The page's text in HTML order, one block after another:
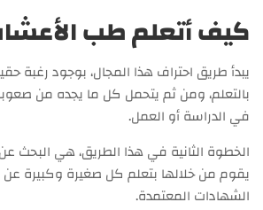
كيف أتعلم طب
يبدأ طريق احتراف هذا المجال، بوجود رغبة
بالتعلم، ومن ثم يتحمل كل ما يجده من
في الدراسة أو العمل.
الخطوة الثانية في هذا الطريق، هي البحث
يقوم من خلالها بتعلم كل صغيرة وكبيرة
الشهادات المعتمدة.